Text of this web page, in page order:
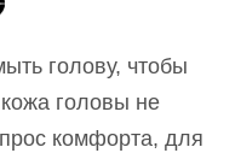
голову, чтобы
головы не
комфорта, для